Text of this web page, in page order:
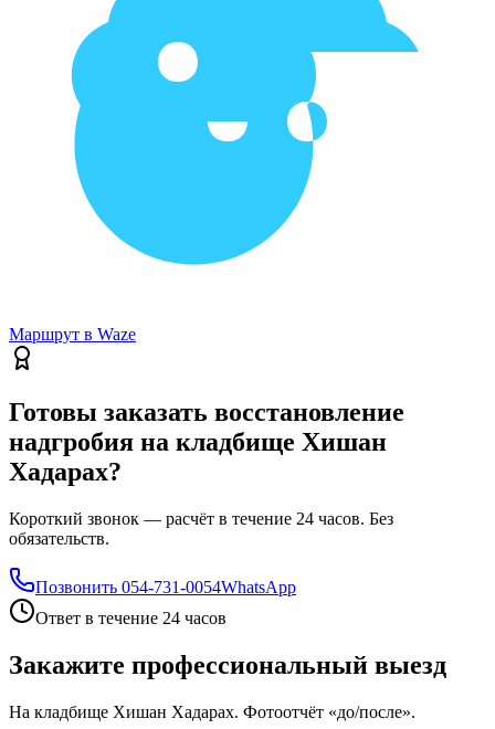
Маршрут в Waze
Готовы заказать восстановление
надгробия на кладбище Хишан
Хадарах?
Короткий звонок — расчёт в течение 24 часов. Без
обязательств.
Позвонить 054-731-0054WhatsApp
Ответ в течение 24 часов
Закажите профессиональный выезд
На кладбище Хишан Хадарах. Фотоотчёт «до/после».